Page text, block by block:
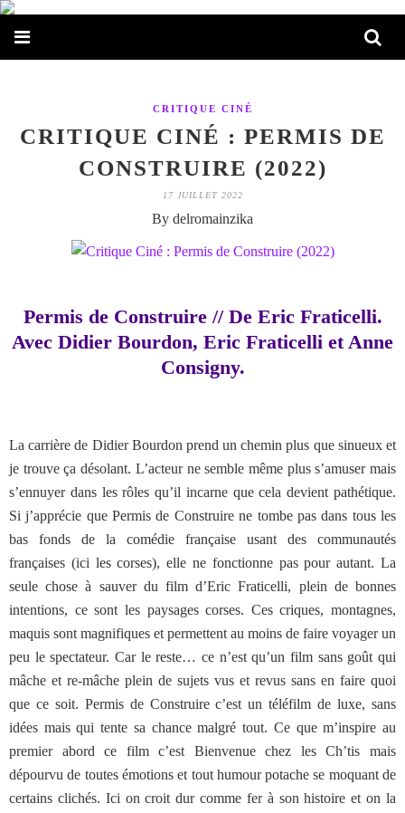
CRITIQUE CINÉ
CRITIQUE CINÉ : PERMIS DE
CONSTRUIRE (2022)
17 JUILLET 2022
By delromainzika
Permis de Construire // De Eric Fraticelli.
Avec Didier Bourdon, Eric Fraticelli et Anne
Consigny.
La carrière de Didier Bourdon prend un chemin plus que sinueux et
je trouve ça désolant. L’acteur ne semble même plus s’amuser mais
s’ennuyer dans les rôles qu’il incarne que cela devient pathétique.
Si j’apprécie que Permis de Construire ne tombe pas dans tous les
bas fonds de la comédie française usant des communautés
françaises (ici les corses), elle ne fonctionne pas pour autant. La
seule chose à sauver du film d’Eric Fraticelli, plein de bonnes
intentions, ce sont les paysages corses. Ces criques, montagnes,
maquis sont magnifiques et permettent au moins de faire voyager un
peu le spectateur. Car le reste… ce n’est qu’un film sans goût qui
mâche et re-mâche plein de sujets vus et revus sans en faire quoi
que ce soit. Permis de Construire c’est un téléfilm de luxe, sans
idées mais qui tente sa chance malgré tout. Ce que m’inspire au
premier abord ce film c’est Bienvenue chez les Ch’tis mais
dépourvu de toutes émotions et tout humour potache se moquant de
certains clichés. Ici on croit dur comme fer à son histoire et on la